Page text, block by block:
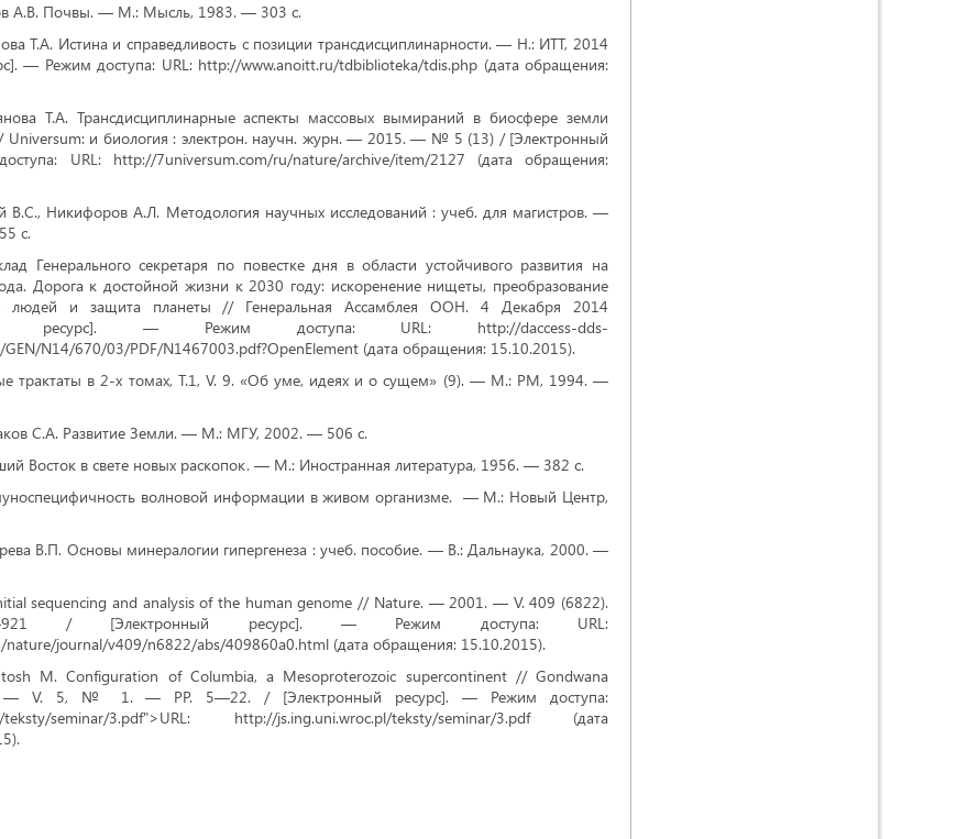
А.В. Почвы. — М.: Мысль, 1983. — 303 с.
Т.А. Истина и справедливость с позиции трансдисциплинарности. — Н.: ИТТ, 2014
— Режим доступа: URL: http://www.anoitt.ru/tdbiblioteka/tdis.php (дата обращения:
Т.А. Трансдисциплинарные аспекты массовых вымираний в биосфере земли
Universum: и биология : электрон. научн. журн. — 2015. — № 5 (13) / [Электронный
URL: http://7universum.com/ru/nature/archive/item/2127 (дата обращения:
Никифоров А.Л. Методология научных исследований : учеб. для магистров. —
с.
Генерального секретаря по повестке дня в области устойчивого развития на
Дорога к достойной жизни к 2030 году: искоренение нищеты, преобразование
людей и защита планеты // Генеральная Ассамблея ООН. 4 Декабря 2014
ресурс]. — Режим доступа: URL: http://daccess-dds-
N14/670/03/PDF/N1467003.pdf?OpenElement (дата обращения: 15.10.2015).
трактаты в 2-х томах, Т.1, V. 9. «Об уме, идеях и о сущем» (9). — М.: РМ, 1994. —
С.А. Развитие Земли. — М.: МГУ, 2002. — 506 с.
Восток в свете новых раскопок. — М.: Иностранная литература, 1956. — 382 с.
волновой информации в живом организме. — М.: Новый Центр,
В.П. Основы минералогии гипергенеза : учеб. пособие. — В.: Дальнаука, 2000. —
sequencing and analysis of the human genome // Nature. — 2001. — V. 409 (6822).
/ [Электронный ресурс]. — Режим доступа: URL:
journal/v409/n6822/abs/409860a0.html (дата обращения: 15.10.2015).
M. Configuration of Columbia, a Mesoproterozoic supercontinent // Gondwana
— V. 5, № 1. — PP. 5—22. / [Электронный ресурс]. — Режим доступа:
teksty/seminar/3.pdf">URL: http://js.ing.uni.wroc.pl/teksty/seminar/3.pdf (дата